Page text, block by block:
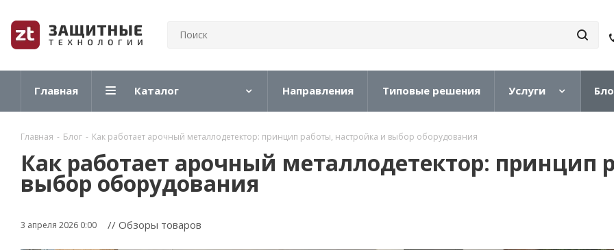
Главная Каталог Направления Типовые решения Услуги
Главная - Блог - Как работает арочный металлодетектор: принцип работы, настройка и выбор оборудования
Как работает арочный металлодетектор: принцип
выбор оборудования
3 апреля 2026 0:00 // Обзоры товаров